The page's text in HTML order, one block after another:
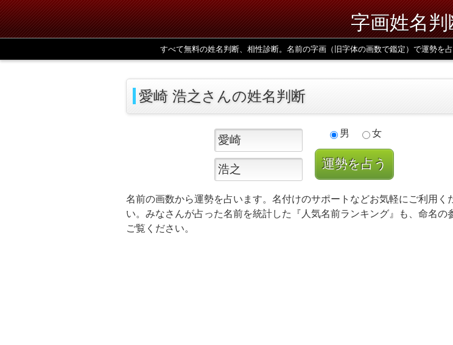
字画姓名
すべて無料の姓名判断、相性診断。名前の字画（旧字体の画数で鑑定）で運勢を
愛崎 浩之さんの姓名判断
男 女
名前の画数から運勢を占います。名付けのサポートなどお気軽にご利用く
い。みなさんが占った名前を統計した『人気名前ランキング』も、命名の
ご覧ください。